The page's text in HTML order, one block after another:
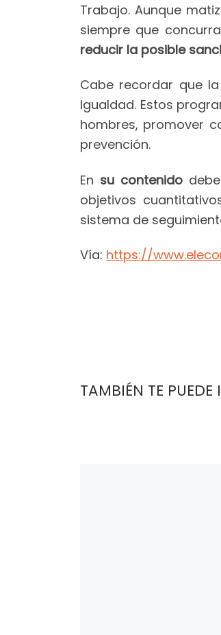
Trabajo. Aunque
siempre que
reducir la posible
Cabe recordar que
Igualdad. Estos
hombres, promover
prevención.
En su contenidodebe
objetivos
sistema de
Vía: https://
TAMBIÉN TE PUEDE